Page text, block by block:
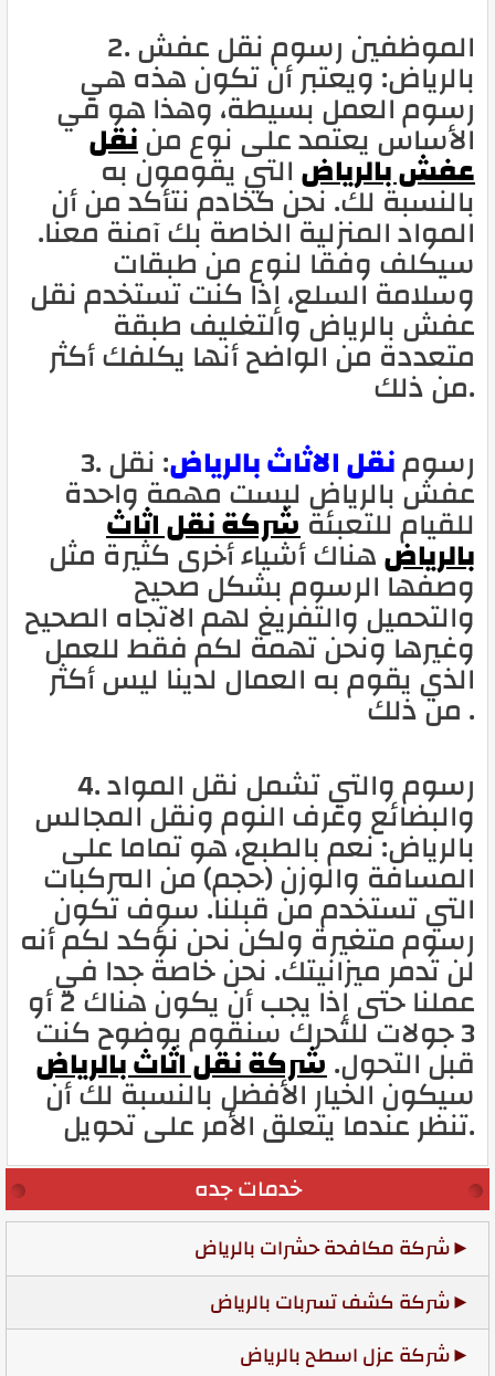
2. الموظفين رسوم نقل عفش
بالرياض: ويعتبر أن تكون هذه هي
رسوم العمل بسيطة، وهذا هو في
الأساس يعتمد على نوع مننقل
عفش بالرياضالتي يقومون به
بالنسبة لك. نحن كخادم نتأكد من أن
المواد المنزلية الخاصة بك آمنة معنا.
سيكلف وفقا لنوع من طبقات
وسلامة السلع، إذا كنت تستخدم نقل
عفش بالرياض والتغليف طبقة
متعددة من الواضح أنها يكلفك أكثر
من ذلك.
3. رسومنقل الاثاث بالرياض: نقل
عفش بالرياض ليست مهمة واحدة
للقيام للتعبئةشركة نقل اثاث
بالرياضهناك أشياء أخرى كثيرة مثل
وصفها الرسوم بشكل صحيح
والتحميل والتفريغ لهم الاتجاه الصحيح
وغيرها ونحن تهمة لكم فقط للعمل
الذي يقوم به العمال لدينا ليس أكثر
من ذلك .
4. رسوم والتي تشمل نقل المواد
والبضائع وغرف النوم ونقل المجالس
بالرياض: نعم بالطبع، هو تماما على
المسافة والوزن (حجم) من المركبات
التي تستخدم من قبلنا. سوف تكون
رسوم متغيرة ولكن نحن نؤكد لكم أنه
لن تدمر ميزانيتك. نحن خاصة جدا في
عملنا حتى إذا يجب أن يكون هناك 2 أو
3 جولات للتحرك سنقوم بوضوح كنت
قبل التحول.شركة نقل اثاث بالرياض
سيكون الخيار الأفضل بالنسبة لك أن
تنظر عندما يتعلق الأمر على تحويل.
خدمات جده
شركة مكافحة حشرات بالرياض
شركة كشف تسربات بالرياض
شركة عزل اسطح بالرياض